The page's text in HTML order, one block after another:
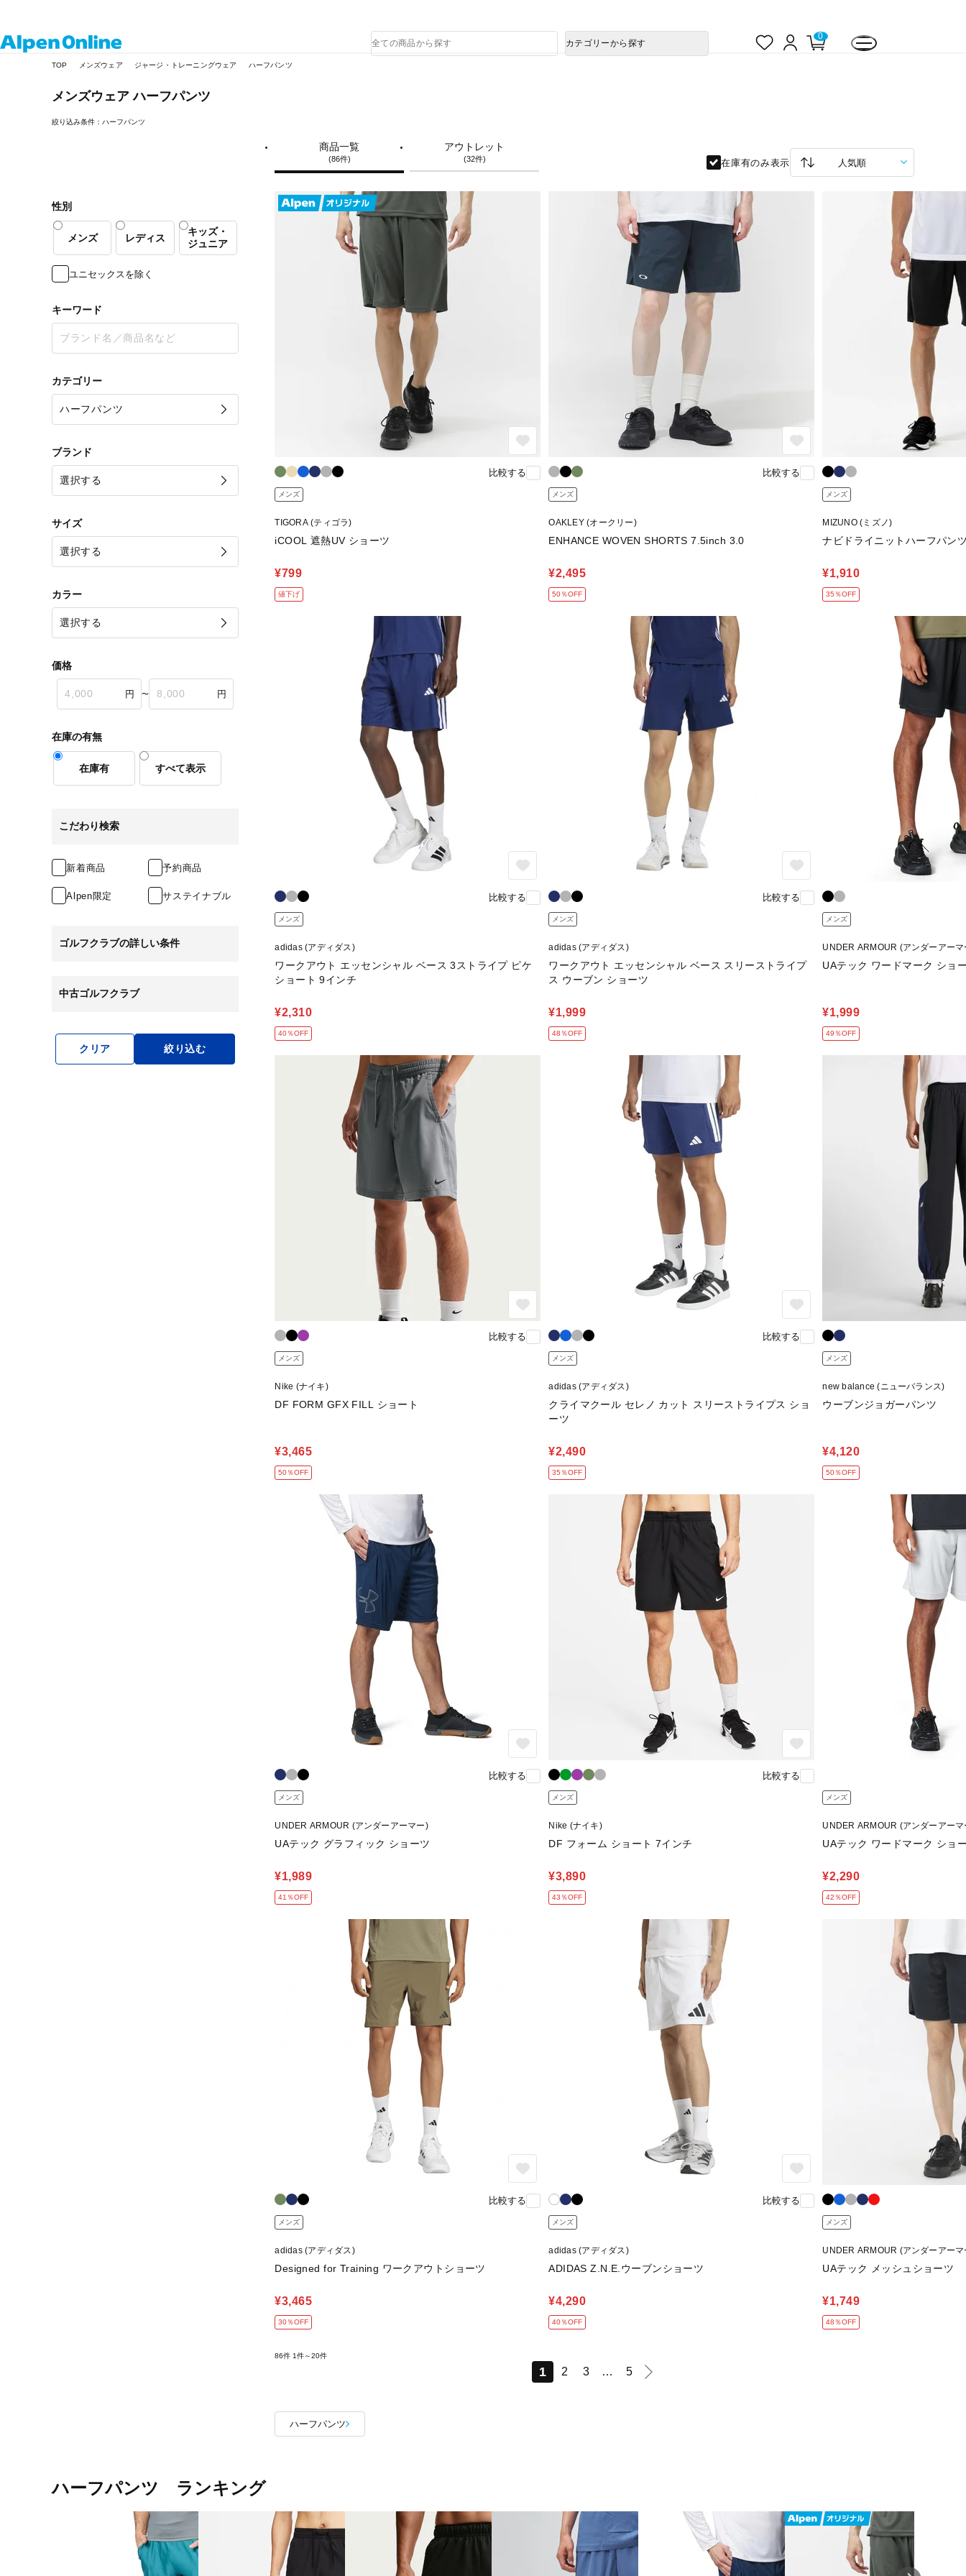
ロ
0
品
検
カテゴリーから探す
TOP メンズウェア ジャージ・トレーニングウェア ハーフパンツ
メンズウェアハーフパンツ
絞り込み条件：ハーフパンツ
性別
メンズ レディス
キッズ・
ジュニア
ユニセックスを除く
キーワード
カテゴリー
ブランド
サイズ
カラー
価格
〜
在庫の有無
在庫有 すべて表示
こだわり検索
新着商品 予約商品
Alpen限定 サステイナブル
ゴルフクラブの詳しい条件
中古ゴルフクラブ
クリア 絞り込む
商品一覧
(86件)
アウトレット
(32件) 在庫有のみ表示
比較する
メンズ
TIGORA (ティゴラ)
iCOOL 遮熱UV ショーツ
¥799
値下げ
比較する
メンズ
OAKLEY (オークリー)
ENHANCE WOVEN SHORTS 7.5inch 3.0
¥2,495
50％OFF
メンズ
MIZUNO (ミズノ)
ナビドライニットハーフパン
¥1,910
35％OFF
比較する
メンズ
adidas (アディダス)
ワークアウト エッセンシャル ベース 3ストライプ ピケ
ショート 9インチ
¥2,310
40％OFF
比較する
メンズ
adidas (アディダス)
ワークアウト エッセンシャル ベース スリーストライプ
ス ウーブン ショーツ
¥1,999
48％OFF
メンズ
UNDER ARMOUR (アンダーアーマ
UAテック ワードマーク ショ
¥1,999
49％OFF
比較する
メンズ
Nike (ナイキ)
DF FORM GFX FILL ショート
¥3,465
50％OFF
比較する
メンズ
adidas (アディダス)
クライマクール セレノ カット スリーストライプス ショ
ーツ
¥2,490
35％OFF
メンズ
new balance (ニューバランス)
ウーブンジョガーパンツ
¥4,120
50％OFF
比較する
メンズ
UNDER ARMOUR (アンダーアーマー)
UAテック グラフィック ショーツ
¥1,989
41％OFF
比較する
メンズ
Nike (ナイキ)
DF フォーム ショート 7インチ
¥3,890
43％OFF
メンズ
UNDER ARMOUR (アンダーアーマ
UAテック ワードマーク ショ
¥2,290
42％OFF
比較する
メンズ
adidas (アディダス)
Designed for Training ワークアウトショーツ
¥3,465
30％OFF
比較する
メンズ
adidas (アディダス)
ADIDAS Z.N.E.ウーブンショーツ
¥4,290
40％OFF
メンズ
UNDER ARMOUR (アンダーアーマ
UAテック メッシュショーツ
¥1,749
48％OFF
86件 1件～20件
1 2 3 … 5
ハーフパンツ
ハーフパンツ ランキング